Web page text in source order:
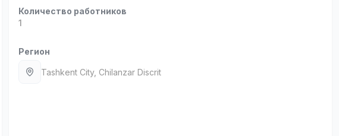
Количество работников
1
Регион
Tashkent City, Chilanzar Discrit